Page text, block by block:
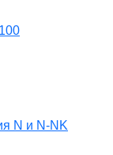
N и N-NK